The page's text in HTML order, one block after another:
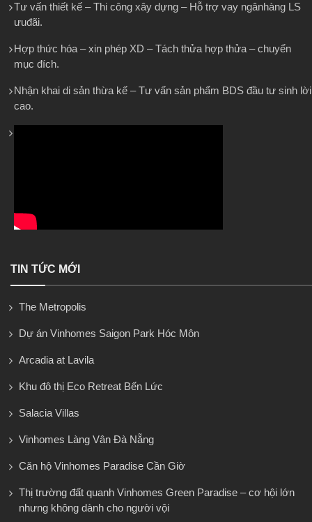
Tư vấn thiết kế – Thi công xây dựng – Hỗ trợ vay ngânhàng LS
ưuđãi.
Hợp thức hóa – xin phép XD – Tách thửa hợp thửa – chuyển
mục đích.
Nhận khai di sản thừa kế – Tư vấn sản phẩm BDS đầu tư sinh lời
cao.
TIN TỨC MỚI
The Metropolis
Dự án Vinhomes Saigon Park Hóc Môn
Arcadia at Lavila
Khu đô thị Eco Retreat Bến Lức
Salacia Villas
Vinhomes Làng Vân Đà Nẵng
Căn hộ Vinhomes Paradise Cần Giờ
Thị trường đất quanh Vinhomes Green Paradise – cơ hội lớn
nhưng không dành cho người vội